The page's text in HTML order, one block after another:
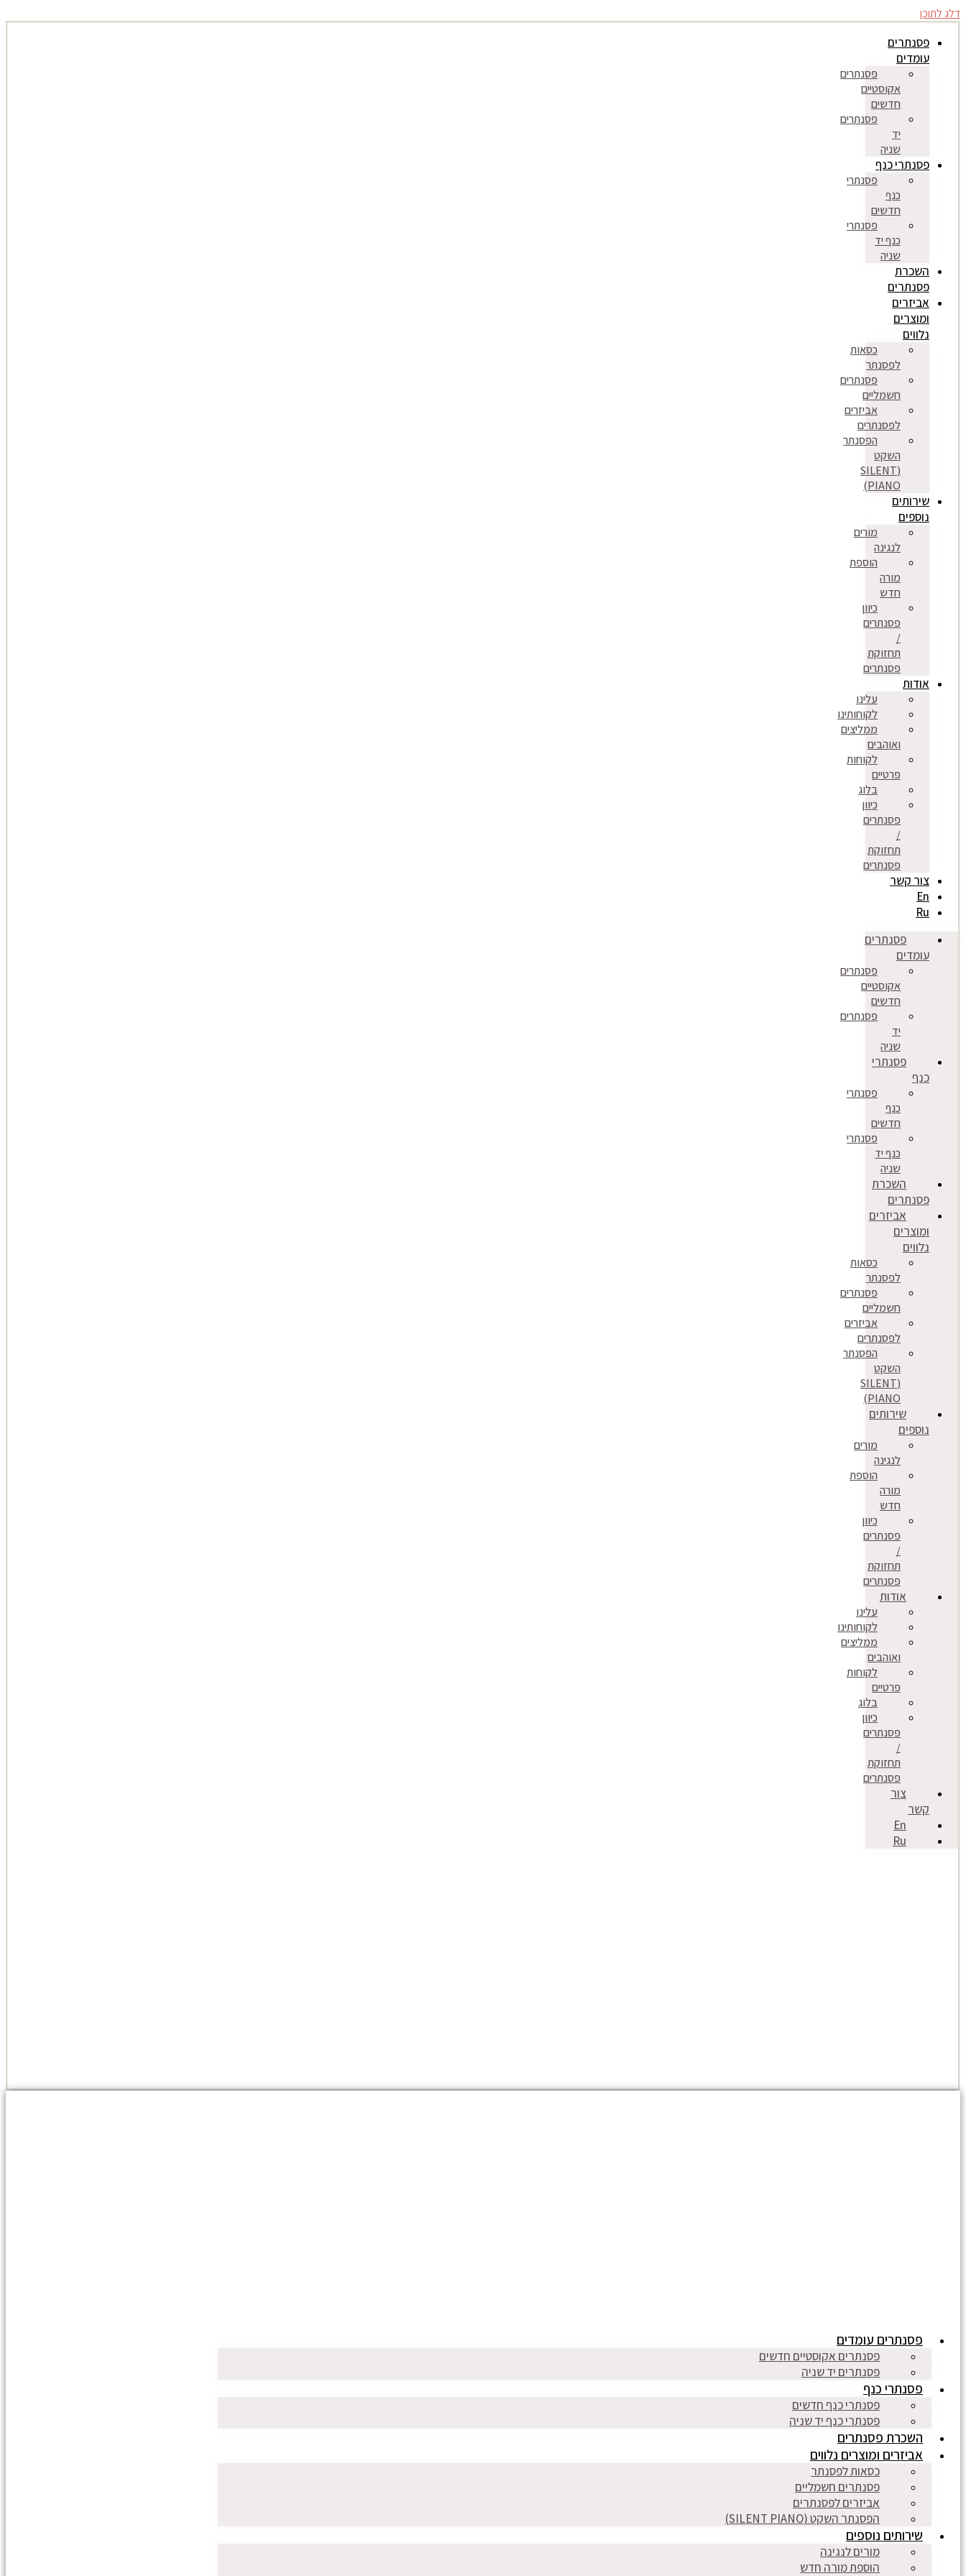
דלג לתוכן
פסנתרים
עומדים
פסנתרים
אקוסטיים
חדשים
פסנתרים
יד
שניה
פסנתרי כנף
פסנתרי
כנף
חדשים
פסנתרי
כנף יד
שניה
השכרת
פסנתרים
אביזרים
ומוצרים
נלווים
כסאות
לפסנתר
פסנתרים
חשמליים
אביזרים
לפסנתרים
הפסנתר
השקט
(SILENT
PIANO)
שירותים
נוספים
מורים
לנגינה
הוספת
מורה
חדש
כיוון
פסנתרים
/
תחזוקת
פסנתרים
אודות
עלינו
לקוחותינו
ממליצים
ואוהבים
לקוחות
פרטיים
בלוג
כיוון
פסנתרים
/
תחזוקת
פסנתרים
צור קשר
En
Ru
פסנתרים
עומדים
פסנתרים
אקוסטיים
חדשים
פסנתרים
יד
שניה
פסנתרי
כנף
פסנתרי
כנף
חדשים
פסנתרי
כנף יד
שניה
השכרת
פסנתרים
אביזרים
ומוצרים
נלווים
כסאות
לפסנתר
פסנתרים
חשמליים
אביזרים
לפסנתרים
הפסנתר
השקט
(SILENT
PIANO)
שירותים
נוספים
מורים
לנגינה
הוספת
מורה
חדש
כיוון
פסנתרים
/
תחזוקת
פסנתרים
אודות
עלינו
לקוחותינו
ממליצים
ואוהבים
לקוחות
פרטיים
בלוג
כיוון
פסנתרים
/
תחזוקת
פסנתרים
צור
קשר
En
Ru
פסנתרים עומדים
פסנתרים אקוסטיים חדשים
פסנתרים יד שניה
פסנתרי כנף
פסנתרי כנף חדשים
פסנתרי כנף יד שניה
השכרת פסנתרים
אביזרים ומוצרים נלווים
כסאות לפסנתר
פסנתרים חשמליים
אביזרים לפסנתרים
הפסנתר השקט (SILENT PIANO)
שירותים נוספים
מורים לנגינה
הוספת מורה חדש